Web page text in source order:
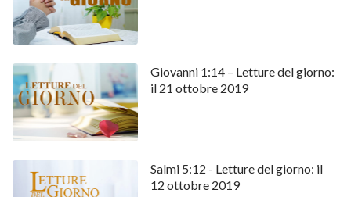
Giovanni 1:14 – Letture del giorno:
il 21 ottobre 2019
Salmi 5:12 - Letture del giorno: il
12 ottobre 2019